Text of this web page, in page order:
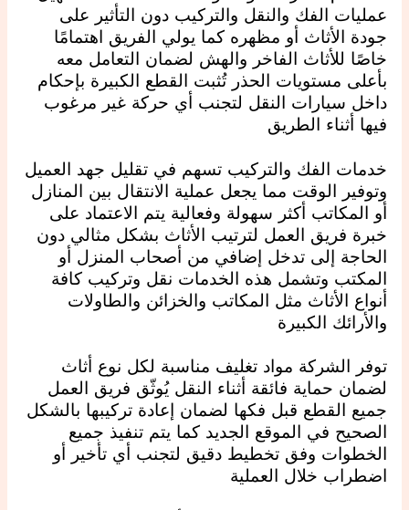
عمليات الفك والنقل والتركيب دون التأثير على
جودة الأثاث أو مظهره كما يولي الفريق اهتمامًا
خاصًا للأثاث الفاخر والهش لضمان التعامل معه
بأعلى مستويات الحذر تُثبت القطع الكبيرة بإحكام
داخل سيارات النقل لتجنب أي حركة غير مرغوب
فيها أثناء الطريق
خدمات الفك والتركيب تسهم في تقليل جهد العميل
وتوفير الوقت مما يجعل عملية الانتقال بين المنازل
أو المكاتب أكثر سهولة وفعالية يتم الاعتماد على
خبرة فريق العمل لترتيب الأثاث بشكل مثالي دون
الحاجة إلى تدخل إضافي من أصحاب المنزل أو
المكتب وتشمل هذه الخدمات نقل وتركيب كافة
أنواع الأثاث مثل المكاتب والخزائن والطاولات
والأرائك الكبيرة
توفر الشركة مواد تغليف مناسبة لكل نوع أثاث
لضمان حماية فائقة أثناء النقل يُوثّق فريق العمل
جميع القطع قبل فكها لضمان إعادة تركيبها بالشكل
الصحيح في الموقع الجديد كما يتم تنفيذ جميع
الخطوات وفق تخطيط دقيق لتجنب أي تأخير أو
اضطراب خلال العملية